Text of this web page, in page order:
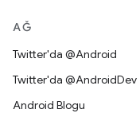
AĞ
Twitter'da @Android
Twitter'da @AndroidDev
Android Blogu